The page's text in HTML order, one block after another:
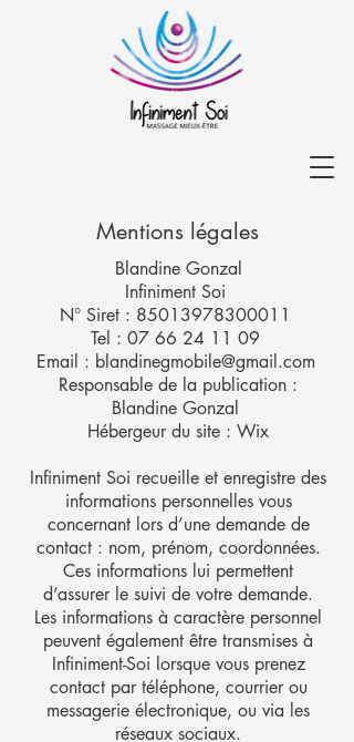
Mentions légales
Blandine Gonzal
Infiniment Soi
N° Siret : 85013978300011
Tel : 07 66 24 11 09
Email : blandinegmobile@gmail.com
Responsable de la publication :
Blandine Gonzal
Hébergeur du site : Wix
Infiniment Soi recueille et enregistre des
informations personnelles vous
concernant lors d’une demande de
contact : nom, prénom, coordonnées.
Ces informations lui permettent
d’assurer le suivi de votre demande.
Les informations à caractère personnel
peuvent également être transmises à
Infiniment-Soi lorsque vous prenez
contact par téléphone, courrier ou
messagerie électronique, ou via les
réseaux sociaux.